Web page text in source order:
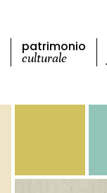
patrimonio
culturale